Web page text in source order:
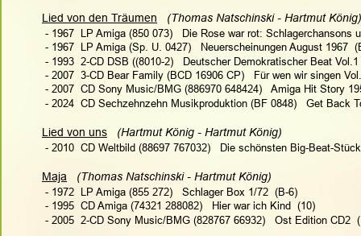
Lied von den Träumen
(Thomas Natschinski - Hartmut
- 1967  LP Amiga (850 073)   Die Rose war rot: Schlagerchansons
- 1967  LP Amiga (Sp. U. 0427)   Neuerscheinungen August 1967
- 1993  2-CD DSB ((8010-2)   Deutscher Demokratischer Beat
- 2007  3-CD Bear Family (BCD 16906 CP)   Für wen wir singen
- 2007  CD Sony Music/BMG (886970 648424)   Amiga Hit Story
- 2024  CD Sechzehnzehn Musikproduktion (BF 0848)   Get Back
Lied von uns
(Hartmut König - Hartmut König)
- 2010  CD Weltbild (88697 767032)   Die schönsten Big-Beat-
Maja
(Thomas Natschinski - Hartmut König)
- 1972  LP Amiga (855 272)   Schlager Box 1/72  (B-6)
- 1995  CD Amiga (74321 288082)   Hier war ich Kind  (10)
- 2005  2-CD Sony Music/BMG (828767 66932)   Ost Edition CD2